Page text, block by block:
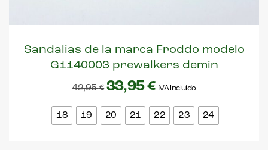
Sandalias de la marca Froddo modelo
G1140003 prewalkers demin
42,95€ 33,95€ IVA incluído
18 19 20 21 22 23 24